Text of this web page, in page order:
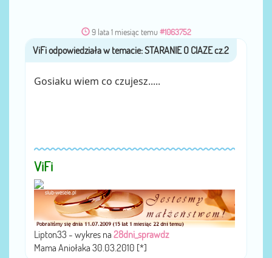
9 lata 1 miesiąc temu #1063752
przezViFi
Gosiaku wiem co czujesz.....
ViFi
Lipton33 - wykres na 28dni_sprawdz
Mama Aniołaka 30.03.2010 [*]